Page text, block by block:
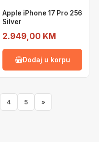
Apple iPhone 17 Pro 256
Silver
2.949,00 KM
Dodaj u korpu
4 5 »